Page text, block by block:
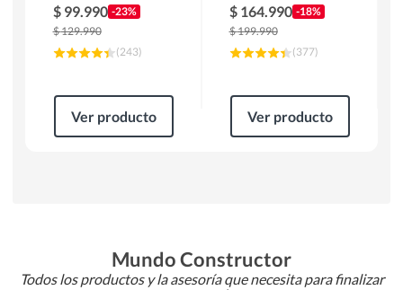
$ 99.990 -23%
$129.990
(243)
Ver producto
Termómetro
$ 164.990 -18%
$199.990
(377)
Ver producto
Mundo Constructor
Todos los productos y la asesoría que necesita para finalizar